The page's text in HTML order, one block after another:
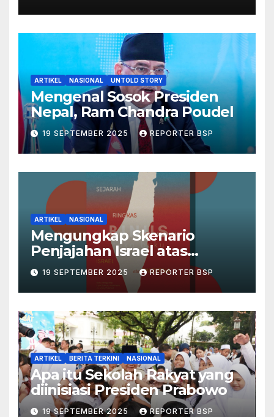
ARTIKEL NASIONAL UNTOLD STORY
Mengenal Sosok Presiden
Nepal, Ram Chandra Poudel
19 SEPTEMBER 2025 REPORTER BSP
ARTIKEL NASIONAL
Mengungkap Skenario
Penjajahan Israel atas
Palestina dalam Buku Ilan
Pappé
19 SEPTEMBER 2025 REPORTER BSP
ARTIKEL BERITA TERKINI NASIONAL
Apa itu Sekolah Rakyat yang
diinisiasi Presiden Prabowo
19 SEPTEMBER 2025 REPORTER BSP